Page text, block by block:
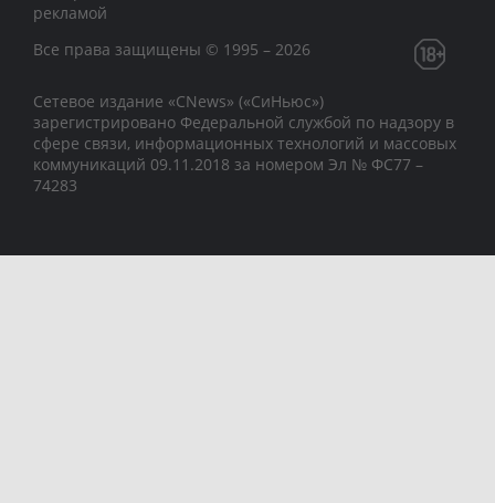
рекламой
Все права защищены © 1995 – 2026
Сетевое издание «CNews» («СиНьюс»)
зарегистрировано Федеральной службой по надзору в
сфере связи, информационных технологий и массовых
коммуникаций 09.11.2018 за номером Эл № ФС77 –
74283